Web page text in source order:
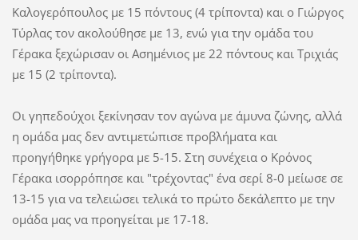
Καλογερόπουλος με 15 πόντους (4 τρίποντα) και ο Γιώργος
Τύρλας τον ακολούθησε με 13, ενώ για την ομάδα του
Γέρακα ξεχώρισαν οι Ασημένιος με 22 πόντους και Τριχιάς
με 15 (2 τρίποντα).
Οι γηπεδούχοι ξεκίνησαν τον αγώνα με άμυνα ζώνης, αλλά
η ομάδα μας δεν αντιμετώπισε προβλήματα και
προηγήθηκε γρήγορα με 5-15. Στη συνέχεια ο Κρόνος
Γέρακα ισορρόπησε και "τρέχοντας" ένα σερί 8-0 μείωσε σε
13-15 για να τελειώσει τελικά το πρώτο δεκάλεπτο με την
ομάδα μας να προηγείται με 17-18.